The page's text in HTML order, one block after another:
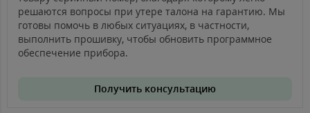
решаются вопросы при утере талона на гарантию. Мы
готовы помочь в любых ситуациях, в частности,
выполнить прошивку, чтобы обновить программное
обеспечение прибора.
Получить консультацию